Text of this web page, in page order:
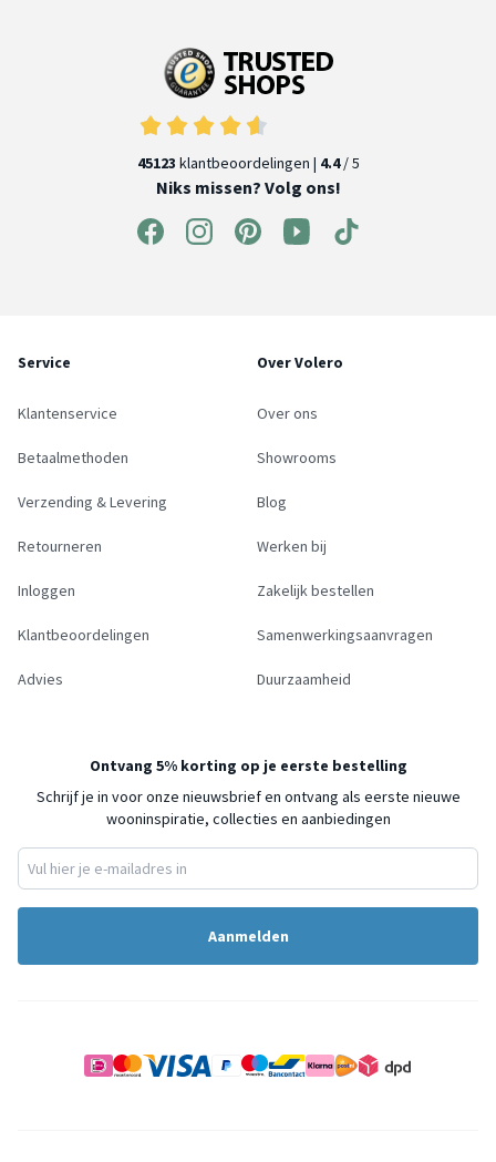
45123 klantbeoordelingen | 4.4/ 5
Niks missen? Volg ons!
Service
Klantenservice
Betaalmethoden
Verzending & Levering
Retourneren
Inloggen
Klantbeoordelingen
Advies
Over Volero
Over ons
Showrooms
Blog
Werken bij
Zakelijk bestellen
Samenwerkingsaanvragen
Duurzaamheid
Ontvang 5% korting op je eerste bestelling
Schrijf je in voor onze nieuwsbrief en ontvang als eerste nieuwe
wooninspiratie, collecties en aanbiedingen
Aanmelden